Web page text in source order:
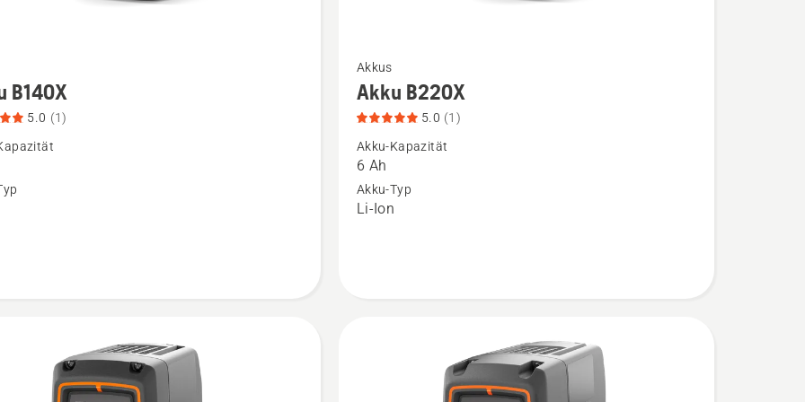
B140X
5.0 (1)
Details
B220X
anzeigen,
Produktbewertung
Akkus
Akku B220X
5.0 (1)
Akku-Kapazität
6 Ah
Akku-Typ
Li-Ion